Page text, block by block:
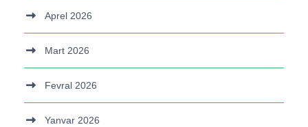
Aprel 2026
Mart 2026
Fevral 2026
Yanvar 2026